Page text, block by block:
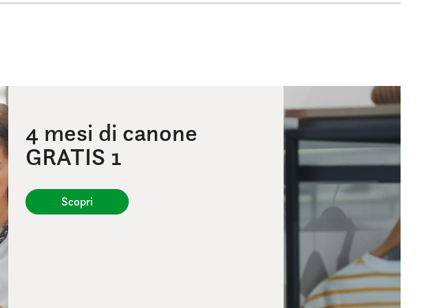
4 mesi di canone
GRATIS 1
Scopri